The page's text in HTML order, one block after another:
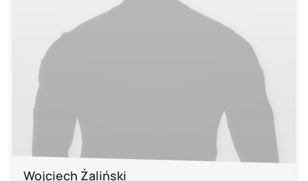
Wojciech Żaliński